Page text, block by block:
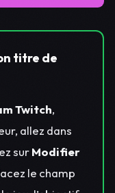
titre de
Twitch,
allez dans
surModifier
le champ